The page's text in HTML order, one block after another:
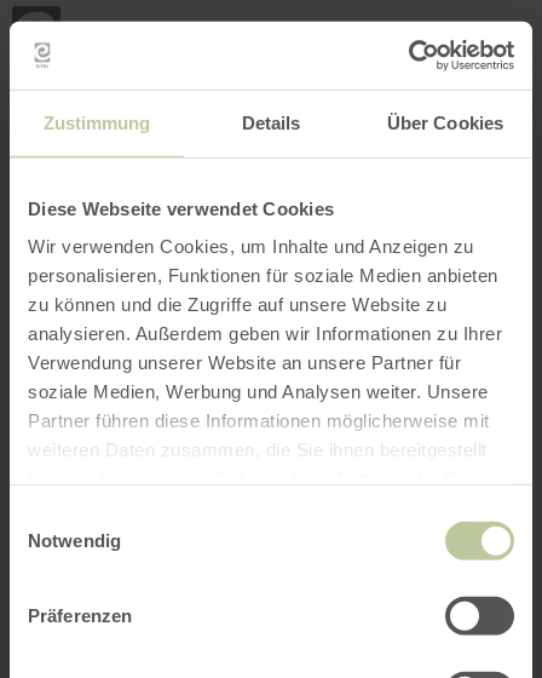
Zustimmung Details Über Cookies
Diese Webseite verwendet Cookies
Wir verwenden Cookies, um Inhalte und Anzeigen zu
personalisieren, Funktionen für soziale Medien anbieten
zu können und die Zugriffe auf unsere Website zu
analysieren. Außerdem geben wir Informationen zu Ihrer
Verwendung unserer Website an unsere Partner für
soziale Medien, Werbung und Analysen weiter. Unsere
Partner führen diese Informationen möglicherweise mit
weiteren Daten zusammen, die Sie ihnen bereitgestellt
Notwendig
Präferenzen
INTERACTIEVE KAART
Mijn
Filter openen